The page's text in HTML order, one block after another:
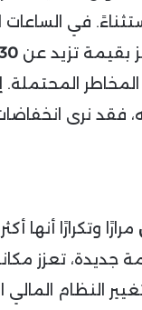
في الساعات
بقيمة تزيد عن 130
المحتملة.
فقد نرى
مرارًا وتكرارًا أنها
تعزز
النظام